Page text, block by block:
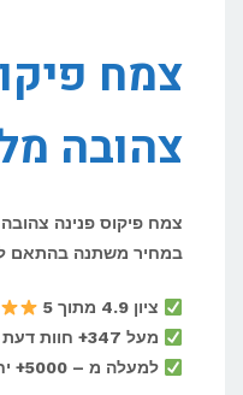
צמח
צהובה
צמח פיקוס פנינה
במחיר משתנה בהתאם לגודל
ציון 4.9 מתוך 5
מעל 347+ חוות דעת מרוצות 🗣
למעלה מ – 5000+ יחידות נמכרו!